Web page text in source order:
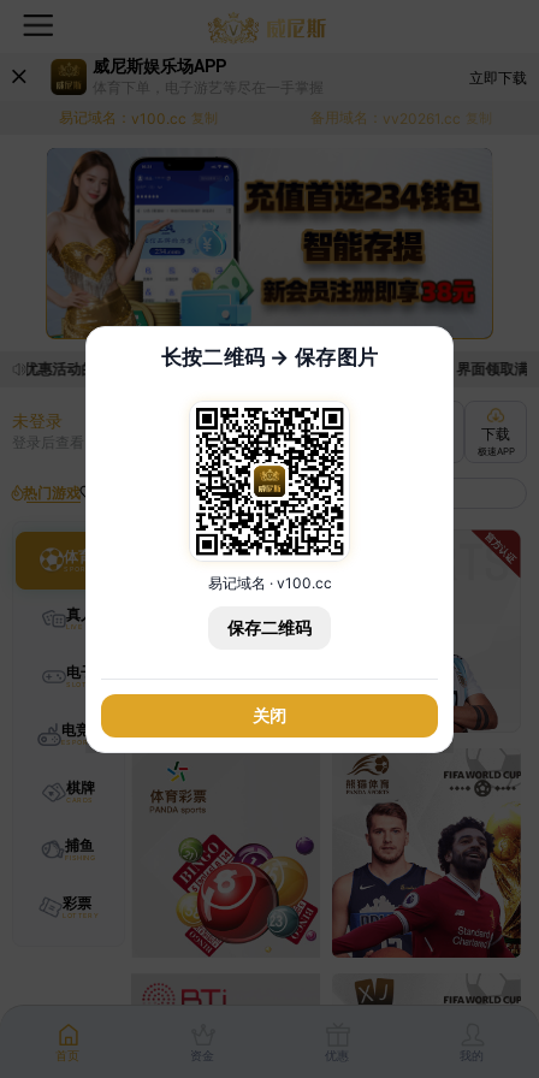
威尼斯娱乐场APP
体育下单，电子游艺等尽在一手掌握
立即下载
易记域名： v100.cc 复制 备用域名： vv20261.cc 复制
取优惠活动的手续麻烦，已新增优惠系统，现在可以前往【福利中心】界面领取
未登录
登录后查看 充值
快速到账
下载
极速APP
热门游戏
体育
真人
电子
电竞
棋牌
捕鱼
彩票
首页 资金 优惠 我的
长按二维码 → 保存图片
易记域名 · v100.cc
保存二维码
关闭